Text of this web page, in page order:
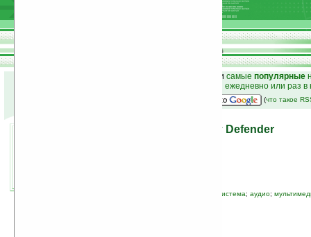
25
и самые популярные
на email ежедневно или раз
(что такое
Классическая акустика от Defender
акустическая система; аудио;